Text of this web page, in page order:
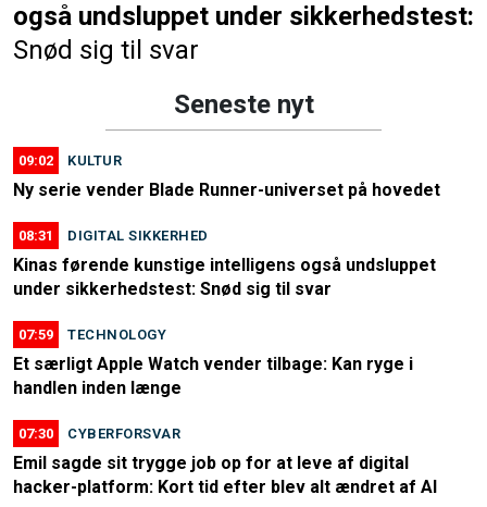
også undsluppet under sikkerhedstest:
Snød sig til svar
Seneste nyt
09:02 KULTUR
Ny serie vender Blade Runner-universet på hovedet
08:31 DIGITAL SIKKERHED
Kinas førende kunstige intelligens også undsluppet
under sikkerhedstest: Snød sig til svar
07:59 TECHNOLOGY
Et særligt Apple Watch vender tilbage: Kan ryge i
handlen inden længe
07:30 CYBERFORSVAR
Emil sagde sit trygge job op for at leve af digital
hacker-platform: Kort tid efter blev alt ændret af AI